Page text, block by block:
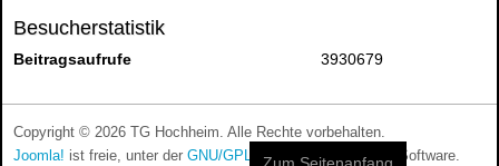
Besucherstatistik
Beitragsaufrufe 3930679
Copyright © 2026 TG Hochheim. Alle Rechte vorbehalten.
Joomla! ist freie, unter der GNU/GPL-Lizenz veröffentlichte Software.